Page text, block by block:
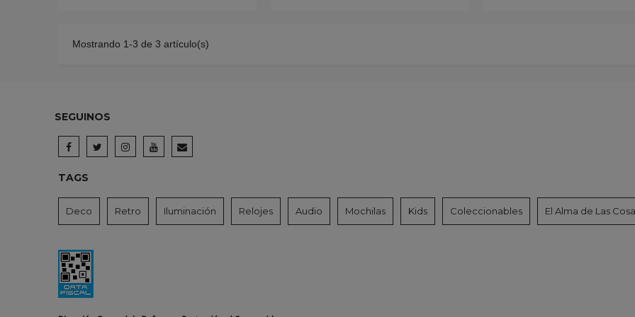
Mostrando 1-3 de 3 artículo(s)
SEGUINOS
TAGS
Deco Retro Iluminación Relojes Audio Mochilas Kids Coleccionables El Alma de Las